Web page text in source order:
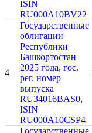
ISIN
RU000A10BV22
4
Государственные
облигации
Республики
Башкортостан
2025 года, гос.
рег. номер
выпуска
RU34016BAS0,
ISIN
RU000A10CSP4